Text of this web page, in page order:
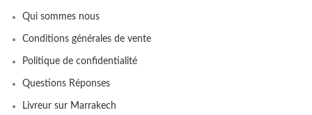
Qui sommes nous
Conditions générales de vente
Politique de confidentialité
Questions Réponses
Livreur sur Marrakech